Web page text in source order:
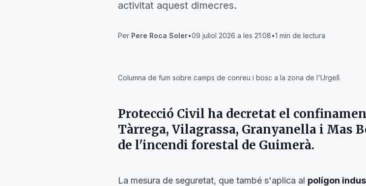
activitat aquest dimecres.
Per Pere Roca Soler•09 juliol 2026 a les 21:08•1 min de lectura
Columna de fum sobre camps de conreu i bosc a la zona de l'Urgell.
Protecció Civil ha decretat el
Tàrrega, Vilagrassa, Granyanella i Mas
de l'incendi forestal de Guimerà.
La mesura de seguretat, que també s'aplica al polígon